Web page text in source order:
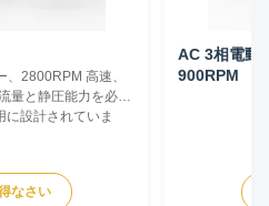
2800RPM 高速、
量と静圧能力を必要
に設計されていま
なさい
AC 3相電動
900RPM